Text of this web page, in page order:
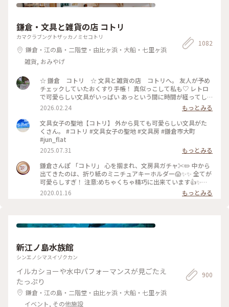
鎌倉・文具と雑貨の店 コトリ
カマクラブングトザッカノミセコトリ
鎌倉・江の島・二階堂・由比ヶ浜・大船・七里ヶ浜
雑貨, おみやげ
1082
☆ 鎌倉 コトリ ☆ 文具と雑貨の店 コトリへ。 友人が予め
チェックしていたおくすり手帳！ 真似っこして私も♡ レトロ
で可愛らしい文具がいっぱい あっという間に時間が経ってし
まいます。 そして懲りずにまた、小さいファイルを買ってしま
った‥ #文具 #雑貨 #鎌倉 #鎌倉コトリ
2026.02.24
もっとみる
文具女子の聖地【コトリ】 外から見ても可愛らしい文具がた
くさん。 #コトリ #文具女子の聖地 #文具房 #鎌倉市大町
#jun_flat
2025.07.31
もっとみる
鎌倉さんぽ 「コトリ」 心を掴まれ、文房具ガチャ✂️✏️ 中から
出てきたのは、折り紙のミニチュアキーホルダー😱✨✨ 全てが
可愛らしすぎ！ 注意:めちゃくちゃ精巧に出来ています👍✨
集めたくなるやつです…笑。 #鎌倉#コトリ#ガチャガチャ#折
り紙
2020.01.16 もっとみる
新江ノ島水族館
シンエノシマスイゾクカン
イルカショーや水中パフォーマンスが見ごたえ
たっぷり
鎌倉・江の島・二階堂・由比ヶ浜・大船・七里ヶ浜
イベント, その他施設
900